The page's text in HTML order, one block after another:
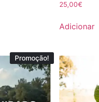
25,00€
Adicionar
Promoção!